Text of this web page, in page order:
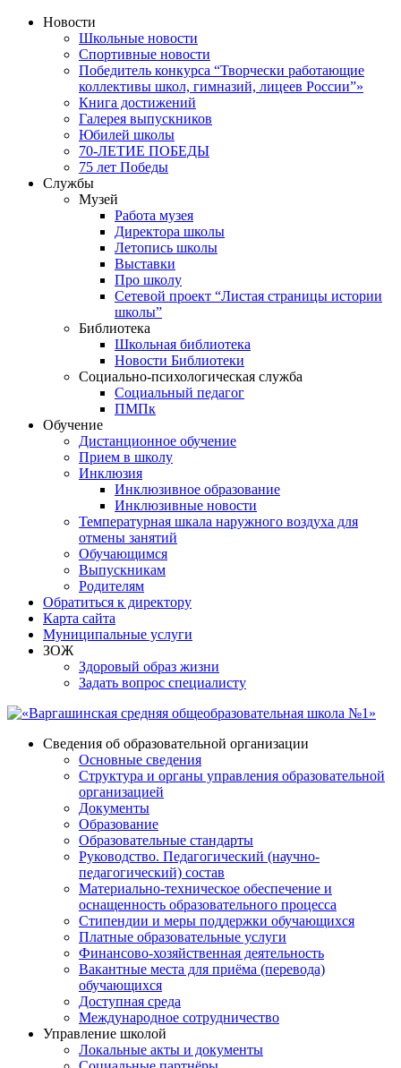
Новости
Школьные новости
Спортивные новости
Победитель конкурса “Творчески работающие
коллективы школ, гимназий, лицеев России”»
Книга достижений
Галерея выпускников
Юбилей школы
70-ЛЕТИЕ ПОБЕДЫ
75 лет Победы
Службы
Музей
Работа музея
Директора школы
Летопись школы
Выставки
Про школу
Сетевой проект “Листая страницы истории
школы”
Библиотека
Школьная библиотека
Новости Библиотеки
Социально-психологическая служба
Социальный педагог
ПМПк
Обучение
Дистанционное обучение
Прием в школу
Инклюзия
Инклюзивное образование
Инклюзивные новости
Температурная шкала наружного воздуха для
отмены занятий
Обучающимся
Выпускникам
Родителям
Обратиться к директору
Карта сайта
Муниципальные услуги
ЗОЖ
Здоровый образ жизни
Задать вопрос специалисту
Сведения об образовательной организации
Основные сведения
Структура и органы управления образовательной
организацией
Документы
Образование
Образовательные стандарты
Руководство. Педагогический (научно-
педагогический) состав
Материально-техническое обеспечение и
оснащенность образовательного процесса
Стипендии и меры поддержки обучающихся
Платные образовательные услуги
Финансово-хозяйственная деятельность
Вакантные места для приёма (перевода)
обучающихся
Доступная среда
Международное сотрудничество
Управление школой
Локальные акты и документы